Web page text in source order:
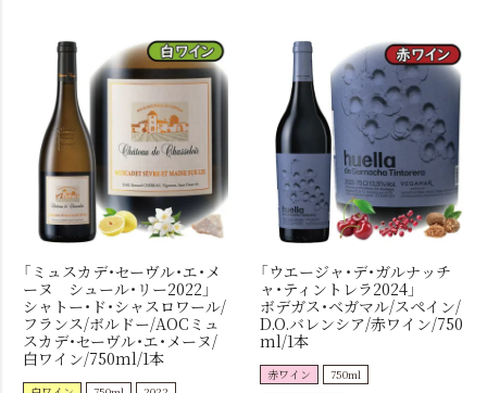
「ミュスカデ・セーヴル・エ・メ
ーヌ シュール・リー2022」
シャトー・ド・シャスロワール/
フランス/ボルドー/AOCミュ
スカデ・セーヴル・エ・メーヌ/
白ワイン/750ml/1本
「ウエージャ・デ・ガルナッチ
ャ・ティントレラ2024」
ボデガス・ベガマル/スペイン/
D.O.バレンシア/赤ワイン/750
ml/1本
赤ワイン
750ml